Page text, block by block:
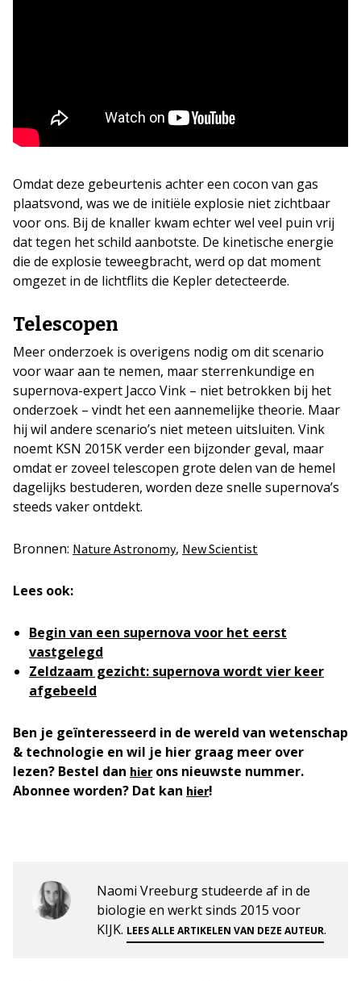
Omdat deze gebeurtenis achter een cocon van gas
plaatsvond, was we de initiële explosie niet zichtbaar
voor ons. Bij de knaller kwam echter wel veel puin vrij
dat tegen het schild aanbotste. De kinetische energie
die de explosie teweegbracht, werd op dat moment
omgezet in de lichtflits die Kepler detecteerde.
Telescopen
Meer onderzoek is overigens nodig om dit scenario
voor waar aan te nemen, maar sterrenkundige en
supernova-expert Jacco Vink – niet betrokken bij het
onderzoek – vindt het een aannemelijke theorie. Maar
hij wil andere scenario’s niet meteen uitsluiten. Vink
noemt KSN 2015K verder een bijzonder geval, maar
omdat er zoveel telescopen grote delen van de hemel
dagelijks bestuderen, worden deze snelle supernova’s
steeds vaker ontdekt.
Bronnen: Nature Astronomy, New Scientist
Lees ook:
Begin van een supernova voor het eerst
vastgelegd
Zeldzaam gezicht: supernova wordt vier keer
afgebeeld
Ben je geïnteresseerd in de wereld van wetenschap
& technologie en wil je hier graag meer over
lezen? Bestel dan hierons nieuwste nummer.
Abonnee worden? Dat kan hier!
Naomi Vreeburg studeerde af in de
biologie en werkt sinds 2015 voor
KIJK. LEES ALLE ARTIKELEN VAN DEZE AUTEUR.